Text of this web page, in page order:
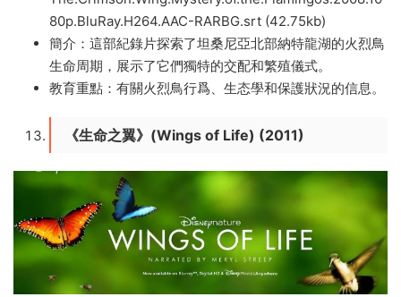
80p.BluRay.H264.AAC-RARBG.srt (42.75kb)
簡介：這部紀錄片探索了坦桑尼亞北部納特龍湖的火烈鳥
生命周期，展示了它們獨特的交配和繁殖儀式。
教育重點：有關火烈鳥行爲、生态學和保護狀況的信息。
《生命之翼》(Wings of Life) (2011)